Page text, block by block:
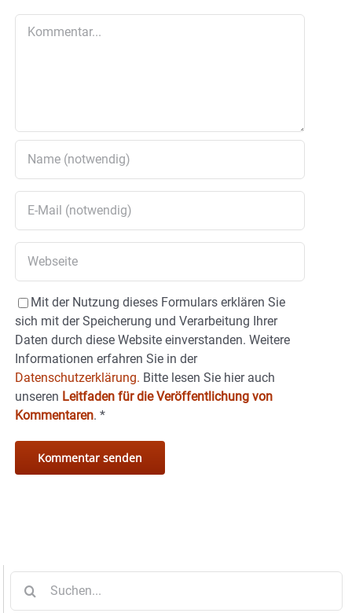
Mit der Nutzung dieses Formulars erklären Sie
sich mit der Speicherung und Verarbeitung Ihrer
Daten durch diese Website einverstanden. Weitere
Informationen erfahren Sie in der
Datenschutzerklärung. Bitte lesen Sie hier auch
unseren Leitfaden für die Veröffentlichung von
Kommentaren. *
nach: